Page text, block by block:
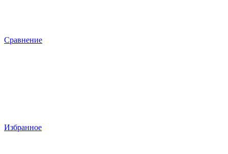
Сравнение
Избранное